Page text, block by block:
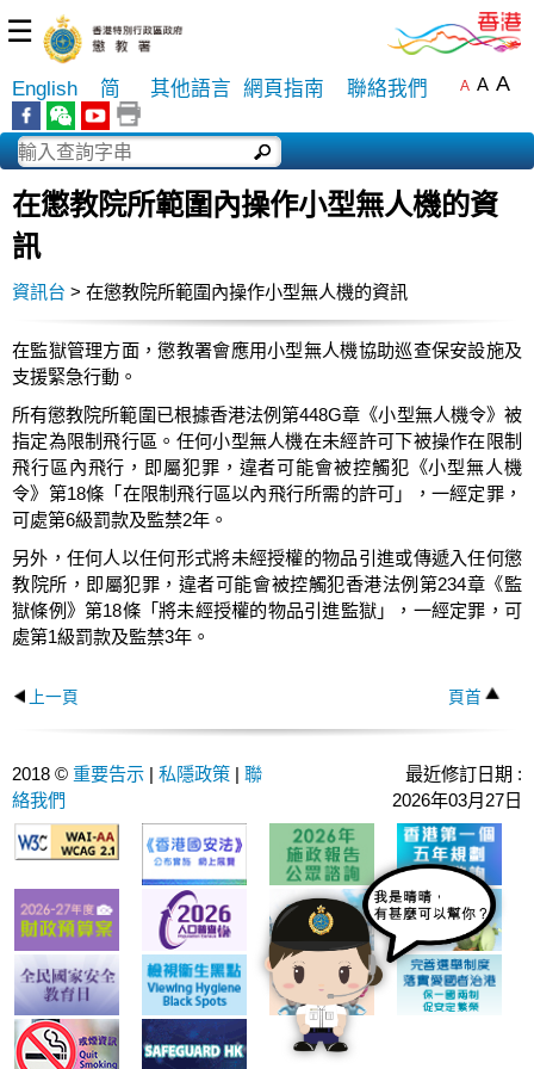
☰
English 简 其他語言 網頁指南 聯絡我們 A A A
在懲教院所範圍內操作小型無人機的資
訊
資訊台 > 在懲教院所範圍內操作小型無人機的資訊
在監獄管理方面，懲教署會應用小型無人機協助巡查保安設施及
支援緊急行動。
所有懲教院所範圍已根據香港法例第448G章《小型無人機令》被
指定為限制飛行區。任何小型無人機在未經許可下被操作在限制
飛行區內飛行，即屬犯罪，違者可能會被控觸犯《小型無人機
令》第18條「在限制飛行區以內飛行所需的許可」，一經定罪，
可處第6級罰款及監禁2年。
另外，任何人以任何形式將未經授權的物品引進或傳遞入任何懲
教院所，即屬犯罪，違者可能會被控觸犯香港法例第234章《監
獄條例》第18條「將未經授權的物品引進監獄」，一經定罪，可
處第1級罰款及監禁3年。
上一頁 頁首
2018 © 重要告示 | 私隱政策 | 聯
絡我們
最近修訂日期 :
2026年03月27日